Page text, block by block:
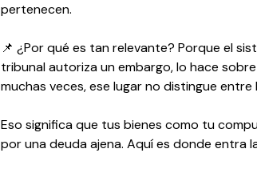
pertenecen.
📌 ¿Por qué es tan relevante? Porque el
tribunal autoriza un embargo, lo hace
muchas veces, ese lugar no distingue
Eso significa que tus bienes como tu
por una deuda ajena. Aquí es donde entra